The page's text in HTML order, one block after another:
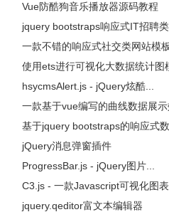
Vue防酷狗音乐播放器源码教程
jquery bootstraps响应式IT招聘类
一款不错的响应式社交类网站模板
使用ets进行可视化大数据统计图
hsycmsAlert.js - jQuery炫酷...
一款基于vue编写的曲线数据展
基于jquery bootstraps的响应式数
jQuery消息弹窗插件
ProgressBar.js - jQuery图片...
C3.js - 一款Javascript可视化图
jquery.qeditor富文本编辑器